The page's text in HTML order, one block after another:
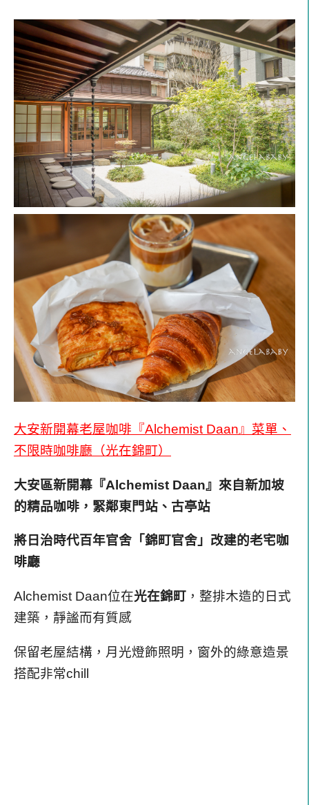
大安新開幕老屋咖啡『Alchemist Daan』菜單、
不限時咖啡廳（光在錦町）
大安區新開幕『Alchemist Daan』來自新加坡
的精品咖啡，緊鄰東門站、古亭站
將日治時代百年官舍「錦町官舍」改建的老宅咖
啡廳
Alchemist Daan位在光在錦町 ，整排木造的日式
建築，靜謐而有質感
保留老屋結構，月光燈飾照明，窗外的綠意造景
搭配非常chill